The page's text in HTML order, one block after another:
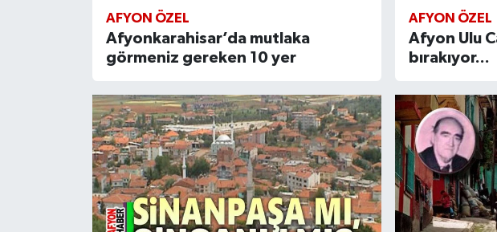
AFYON ÖZEL
Afyonkarahisar’da mutlaka
görmeniz gereken 10 yer
AFYON ÖZEL
Afyon Ulu
bırakıyor...